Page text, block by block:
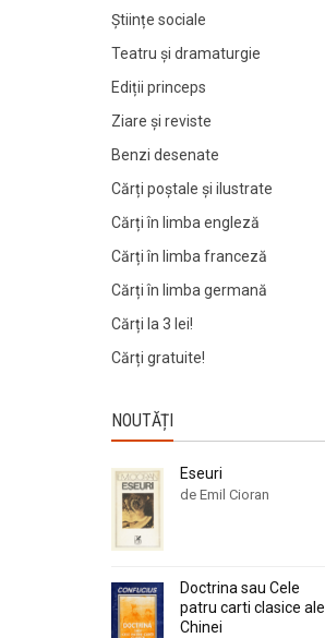
Științe sociale
Teatru și dramaturgie
Ediții princeps
Ziare şi reviste
Benzi desenate
Cărți poștale și ilustrate
Cărți în limba engleză
Cărți în limba franceză
Cărți în limba germană
Cărți la 3 lei!
Cărți gratuite!
NOUTĂȚI
Eseuri
de Emil Cioran
Doctrina sau Cele
patru carti clasice ale
Chinei